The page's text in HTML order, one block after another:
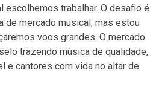
escolhemos trabalhar. O desafio é
de mercado musical, mas estou
voos grandes. O mercado
trazendo música de qualidade,
e cantores com vida no altar de